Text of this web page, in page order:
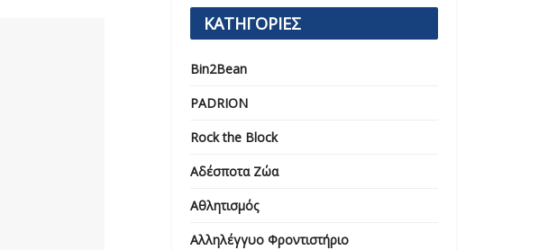
ΚΑΤΗΓΟΡΙΕΣ
Bin2Bean
PADRION
Rock the Block
Αδέσποτα Ζώα
Αθλητισμός
Αλληλέγγυο Φροντιστήριο